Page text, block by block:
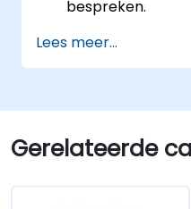
bespreken.
Lees meer...
Gerelateerde